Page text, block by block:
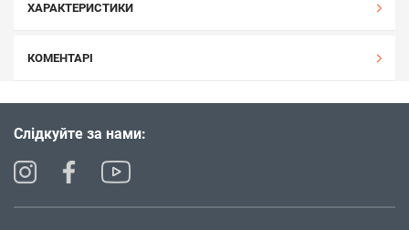
ХАРАКТЕРИСТИКИ
КОМЕНТАРІ
Слідкуйте за нами: